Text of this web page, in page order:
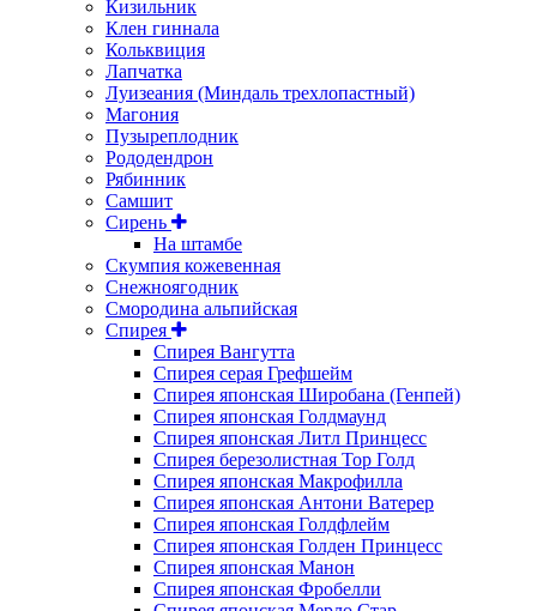
Кизильник
Клен гиннала
Кольквиция
Лапчатка
Луизеания (Миндаль трехлопастный)
Магония
Пузыреплодник
Рододендрон
Рябинник
Самшит
Сирень
На штамбе
Скумпия кожевенная
Снежноягодник
Смородина альпийская
Спирея
Спирея Вангутта
Спирея серая Грефшейм
Спирея японская Широбана (Генпей)
Спирея японская Голдмаунд
Спирея японская Литл Принцесс
Спирея березолистная Тор Голд
Спирея японская Макрофилла
Спирея японская Антони Ватерер
Спирея японская Голдфлейм
Спирея японская Голден Принцесс
Спирея японская Манон
Спирея японская Фробелли